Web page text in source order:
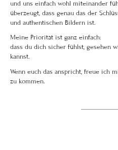
und uns einfach wohl miteinander
überzeugt, dass genau das der
und authentischen Bildern ist.
Meine Priorität ist ganz einfach:
dass du dich sicher fühlst, gesehen
kannst.
Wenn euch das anspricht, freue ich
zu kommen.